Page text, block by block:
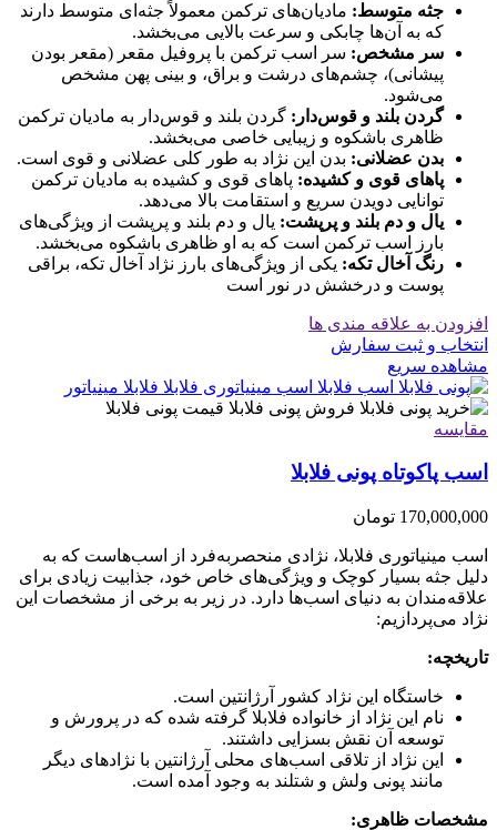
جثه متوسط: مادیان‌های ترکمن معمولاً جثه‌ای متوسط دارند
که به آن‌ها چابکی و سرعت بالایی می‌بخشد.
سر مشخص: سر اسب ترکمن با پروفیل مقعر (مقعر بودن
پیشانی)، چشم‌های درشت و براق، و بینی پهن مشخص
می‌شود.
گردن بلند و قوس‌دار: گردن بلند و قوس‌دار به مادیان ترکمن
ظاهری باشکوه و زیبایی خاصی می‌بخشد.
بدن عضلانی: بدن این نژاد به طور کلی عضلانی و قوی است.
پاهای قوی و کشیده: پاهای قوی و کشیده به مادیان ترکمن
توانایی دویدن سریع و استقامت بالا می‌دهد.
یال و دم بلند و پرپشت: یال و دم بلند و پرپشت از ویژگی‌های
بارز اسب ترکمن است که به او ظاهری باشکوه می‌بخشد.
رنگ آخال تکه: یکی از ویژگی‌های بارز نژاد آخال تکه، براقی
پوست و درخشش در نور است
افزودن به علاقه مندی ها
انتخاب و ثبت سفارش
مشاهده سریع
مقایسه
اسب پاکوتاه پونی فلابلا
170,000,000 تومان
اسب مینیاتوری فلابلا، نژادی منحصربه‌فرد از اسب‌هاست که به
دلیل جثه بسیار کوچک و ویژگی‌های خاص خود، جذابیت زیادی برای
علاقه‌مندان به دنیای اسب‌ها دارد. در زیر به برخی از مشخصات این
نژاد می‌پردازیم:
تاریخچه:
خاستگاه این نژاد کشور آرژانتین است.
نام این نژاد از خانواده فلابلا گرفته شده که در پرورش و
توسعه آن نقش بسزایی داشتند.
این نژاد از تلاقی اسب‌های محلی آرژانتین با نژادهای دیگر
مانند پونی ولش و شتلند به وجود آمده است.
مشخصات ظاهری: